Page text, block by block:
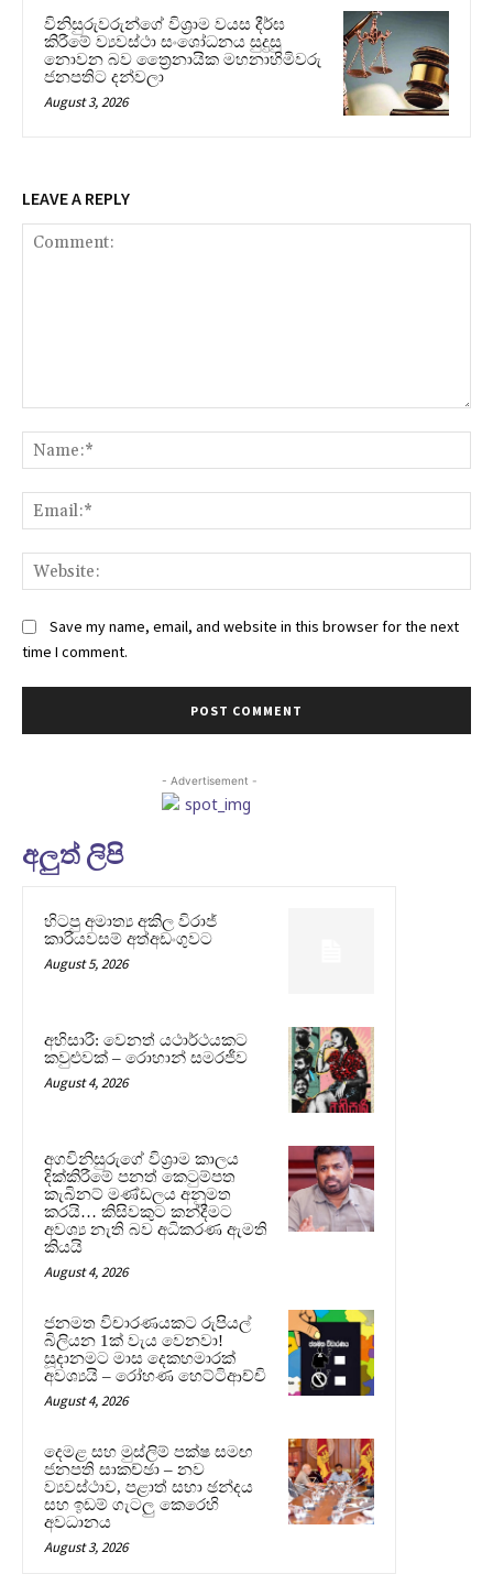
විනිසුරුවරුන්ගේ විශ්‍රාම වයස දීර්ඝ
කිරීමේ ව්‍යවස්ථා සංශෝධනය සුදුසු
නොවන බව ත්‍රෛනායික මහනාහිමිවරු
ජනපතිට දන්වලා
August 3, 2026
LEAVE A REPLY
Save my name, email, and website in this browser for the next
time I comment.
- Advertisement -
අලුත් ලිපි
හිටපු අමාත්‍ය අකිල විරාජ්
කාරියවසම් අත්අඩංගුවට
August 5, 2026
අභිසාරී: වෙනත් යථාර්ථයකට
කවුළුවක් – රොහාන් සමරජීව
August 4, 2026
අගවිනිසුරුගේ විශ්‍රාම කාලය
දික්කිරීමේ පනත් කෙටුම්පත
කැබිනට් මණ්ඩලය අනුමත
කරයි… කිසිවකුට කන්දීමට
අවශ්‍ය නැති බව අධිකරණ ඇමති
කියයි
August 4, 2026
ජනමත විචාරණයකට රුපියල්
බිලියන 1ක් වැය වෙනවා!
සූදානමට මාස දෙකහමාරක්
අවශ්‍යයි – රෝහණ හෙට්ටිආච්චි
August 4, 2026
දෙමළ සහ මුස්ලිම් පක්ෂ සමඟ
ජනපති සාකච්ඡා – නව
ව්‍යවස්ථාව, පළාත් සභා ඡන්දය
සහ ඉඩම් ගැටලු කෙරෙහි
අවධානය
August 3, 2026